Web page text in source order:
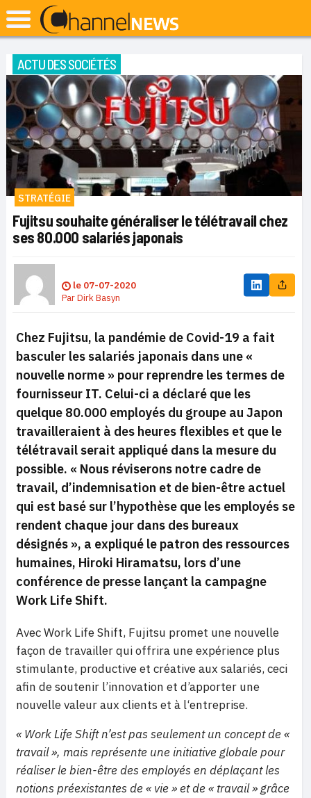
ACTU DES SOCIÉTÉS
STRATÉGIE
Fujitsu souhaite généraliser le télétravail chez
ses 80.000 salariés japonais
le 07-07-2020
ParDirk Basyn
Chez Fujitsu, la pandémie de Covid-19 a fait
basculer les salariés japonais dans une «
nouvelle norme » pour reprendre les termes de
fournisseur IT. Celui-ci a déclaré que les
quelque 80.000 employés du groupe au Japon
travailleraient à des heures flexibles et que le
télétravail serait appliqué dans la mesure du
possible. « Nous réviserons notre cadre de
travail, d’indemnisation et de bien-être actuel
qui est basé sur l’hypothèse que les employés se
rendent chaque jour dans des bureaux
désignés », a expliqué le patron des ressources
humaines, Hiroki Hiramatsu, lors d’une
conférence de presse lançant la campagne
Work Life Shift.
Avec Work Life Shift, Fujitsu promet une nouvelle
façon de travailler qui offrira une expérience plus
stimulante, productive et créative aux salariés, ceci
afin de soutenir l’innovation et d’apporter une
nouvelle valeur aux clients et à l‘entreprise.
« Work Life Shift n’est pas seulement un concept de «
travail », mais représente une initiative globale pour
réaliser le bien-être des employés en déplaçant les
notions préexistantes de « vie » et de « travail » grâce